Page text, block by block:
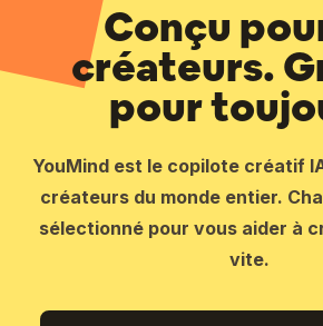
Conçu
créateurs.
pour
YouMind est le copilote créatif
créateurs du monde entier.
sélectionné pour vous aider à
vite.